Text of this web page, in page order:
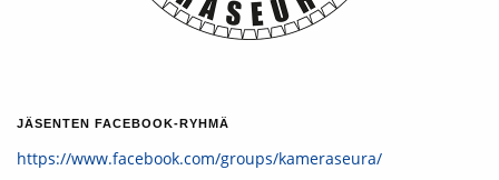
JÄSENTEN FACEBOOK-RYHMÄ
https://www.facebook.com/groups/kameraseura/